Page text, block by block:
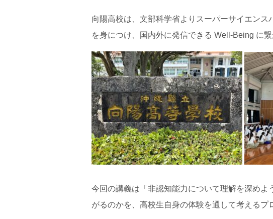
向陽高校は、文部科学省よりスーパーサイエン
を身につけ、国内外に発信できる Well-Being に
今回の講義は「非認知能力について理解を深め
がるのかを、高校生自身の体験を通して考えるプ